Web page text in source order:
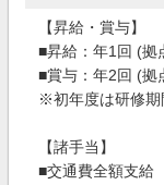
【昇給・賞与】
■昇給：年1回 (拠
■賞与：年2回 (拠
※初年度は研修期
【諸手当】
■交通費全額支給